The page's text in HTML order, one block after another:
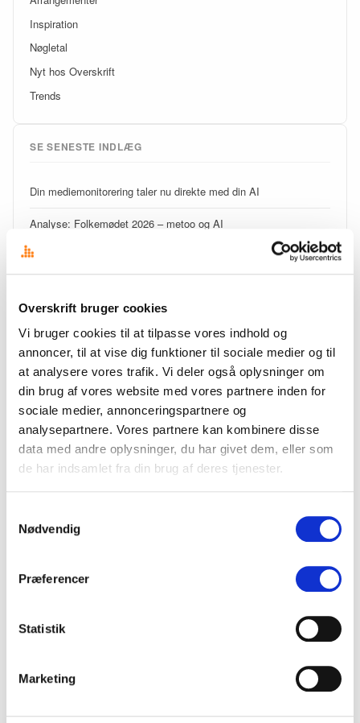
Overskrift bruger cookies
Vi bruger cookies til at tilpasse vores indhold og
annoncer, til at vise dig funktioner til sociale medier og til
at analysere vores trafik. Vi deler også oplysninger om
din brug af vores website med vores partnere inden for
sociale medier, annonceringspartnere og
analysepartnere. Vores partnere kan kombinere disse
data med andre oplysninger, du har givet dem, eller som
de har indsamlet fra din brug af deres tjenester.
Nødvendig
Præferencer
Statistik
Marketing
Inspiration
Nøgletal
Nyt hos Overskrift
Trends
SE SENESTE INDLÆG
Din mediemonitorering taler nu direkte med din AI
Analyse: Folkemødet 2026 – metoo og AI
Disse temaer kommer til at dominere Folkemødet 2026
Signal eller støj – begynderguide til medieovervågning
Det fragmenterede mediebillede udfordrer kommunikatørens
overblik
CASE STUDY: Store tidsbesparelser med AI workflows
KV25 borgmesterkampen i København spidser til – også online
Mest læste indlæg det seneste år